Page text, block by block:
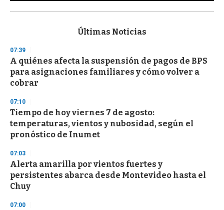
s
d
s
o
f
3
s
e
c
o
n
d
Últimas Noticias
07:39
A quiénes afecta la suspensión de pagos de BPS
para asignaciones familiares y cómo volver a
cobrar
07:10
Tiempo de hoy viernes 7 de agosto:
temperaturas, vientos y nubosidad, según el
pronóstico de Inumet
07:03
Alerta amarilla por vientos fuertes y
persistentes abarca desde Montevideo hasta el
Chuy
07:00